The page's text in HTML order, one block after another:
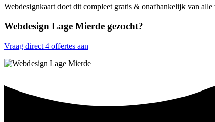
Webdesignkaart doet dit compleet gratis & onafhankelijk van
Webdesign Lage Mierde gezocht?
Vraag direct 4 offertes aan